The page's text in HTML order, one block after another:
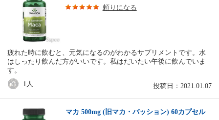
頼りになる
疲れた時に飲むと、元気になるのがわかるサプリメントです。水
はしったり飲んだ方がいいです。私はだいたい午後に飲んでいま
す。
投稿日：2021.01.07
1 人
マカ 500mg (旧マカ・パッション) 60カプセル